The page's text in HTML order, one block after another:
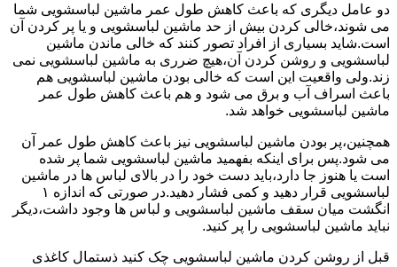
دو عامل دیگری که باعث کاهش طول عمر ماشین لباسشویی شما
می شوند،خالی کردن بیش از حد ماشین لباسشویی و یا پر کردن آن
است.شاید بسیاری از افراد تصور کنند که خالی ماندن ماشین
لباسشویی و روشن کردن آن،هیچ ضرری به ماشین لباسشویی نمی
زند.ولی واقعیت این است که خالی بودن ماشین لباسشویی هم
باعث اسراف آب و برق می شود و هم باعث کاهش طول عمر
ماشین لباسشویی خواهد شد.
همچنین،پر بودن ماشین لباسشویی نیز باعث کاهش طول عمر آن
می شود.پس برای اینکه بفهمید ماشین لباسشویی شما پر شده
است یا هنوز جا دارد،باید دست خود را در بالای لباس ها در ماشین
لباسشویی قرار دهید و کمی فشار دهید.در صورتی که اندازه ۱
انگشت میان سقف ماشین لباسشویی و لباس ها وجود داشت،دیگر
نباید ماشین لباسشویی را پر کنید.
قبل از روشن کردن ماشین لباسشویی چک کنید ذستمال کاغذی